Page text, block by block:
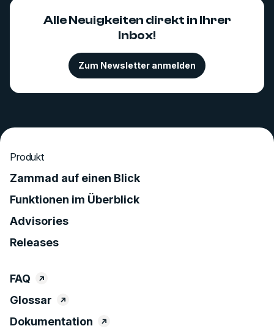
Alle Neuigkeiten direkt in Ihrer
Inbox!
Zum Newsletter anmelden
Produkt
Zammad auf einen Blick
Funktionen im Überblick
Advisories
Releases
FAQ
Glossar
Dokumentation